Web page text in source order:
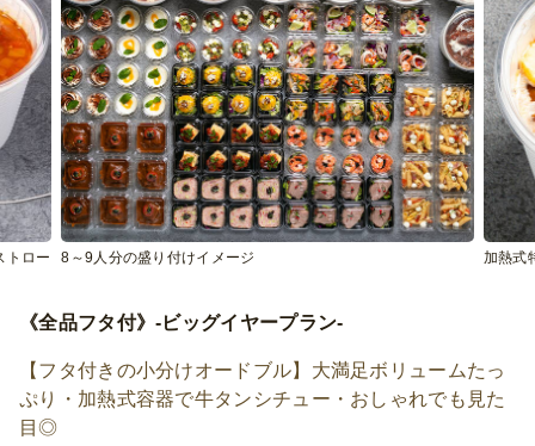
トロー 8～9人分の盛り付けイメージ 加熱式
《全品フタ付》-ビッグイヤープラン-
【フタ付きの小分けオードブル】大満足ボリュームたっ
ぷり・加熱式容器で牛タンシチュー・おしゃれでも見た
目◎